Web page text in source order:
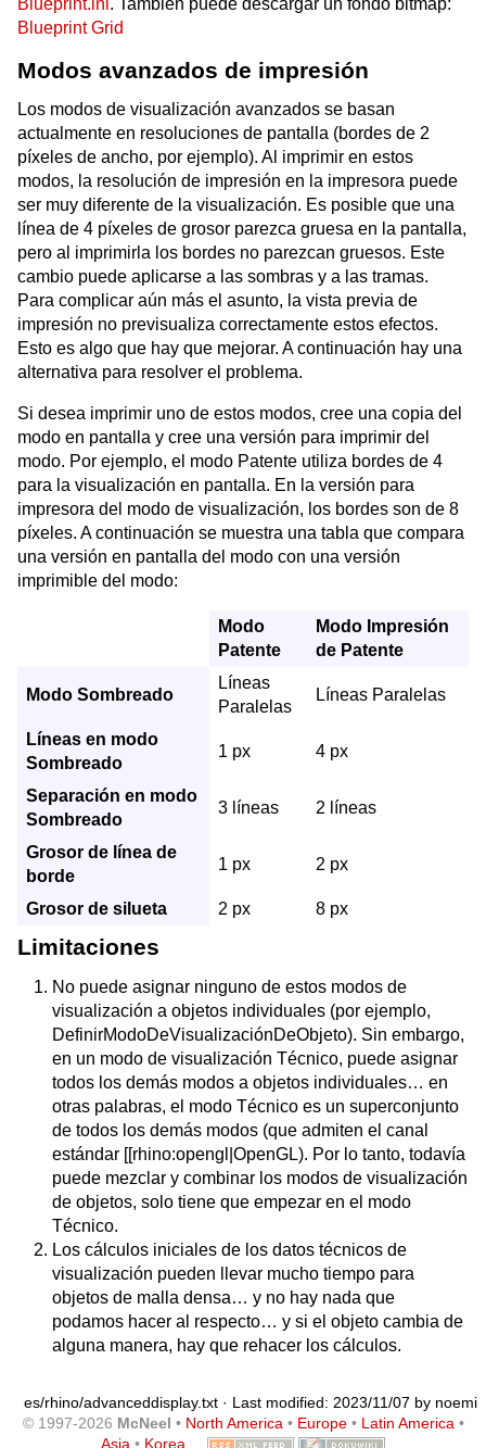
Blueprint Grid
Modos avanzados de impresión
Los modos de visualización avanzados se basan
actualmente en resoluciones de pantalla (bordes de 2
píxeles de ancho, por ejemplo). Al imprimir en estos
modos, la resolución de impresión en la impresora puede
ser muy diferente de la visualización. Es posible que una
línea de 4 píxeles de grosor parezca gruesa en la pantalla,
pero al imprimirla los bordes no parezcan gruesos. Este
cambio puede aplicarse a las sombras y a las tramas.
Para complicar aún más el asunto, la vista previa de
impresión no previsualiza correctamente estos efectos.
Esto es algo que hay que mejorar. A continuación hay una
alternativa para resolver el problema.
Si desea imprimir uno de estos modos, cree una copia del
modo en pantalla y cree una versión para imprimir del
modo. Por ejemplo, el modo Patente utiliza bordes de 4
para la visualización en pantalla. En la versión para
impresora del modo de visualización, los bordes son de 8
píxeles. A continuación se muestra una tabla que compara
una versión en pantalla del modo con una versión
imprimible del modo:
Modo
Patente
Modo Impresión
de Patente
Modo Sombreado
Líneas
Paralelas
Líneas Paralelas
Líneas en modo
Sombreado
1 px 4 px
Separación en modo
Sombreado
3 líneas 2 líneas
Grosor de línea de
borde
1 px 2 px
Grosor de silueta 2 px 8 px
Limitaciones
No puede asignar ninguno de estos modos de
visualización a objetos individuales (por ejemplo,
DefinirModoDeVisualizaciónDeObjeto). Sin embargo,
en un modo de visualización Técnico, puede asignar
todos los demás modos a objetos individuales… en
otras palabras, el modo Técnico es un superconjunto
de todos los demás modos (que admiten el canal
estándar [[rhino:opengl|OpenGL). Por lo tanto, todavía
puede mezclar y combinar los modos de visualización
de objetos, solo tiene que empezar en el modo
Técnico.
Los cálculos iniciales de los datos técnicos de
visualización pueden llevar mucho tiempo para
objetos de malla densa… y no hay nada que
podamos hacer al respecto… y si el objeto cambia de
alguna manera, hay que rehacer los cálculos.
es/rhino/advanceddisplay.txt · Last modified: 2023/11/07 by noemi
© 1997-2026 McNeel • North America• Europe• Latin America•
Asia • Korea